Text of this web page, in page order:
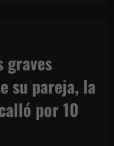
graves
su pareja, la
por 10